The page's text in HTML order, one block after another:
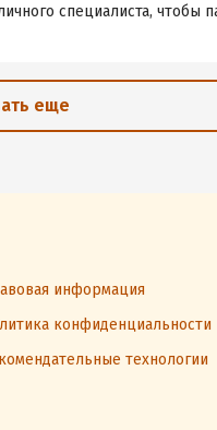
специалиста, чтобы
еще
информация
конфиденциальности
технологии